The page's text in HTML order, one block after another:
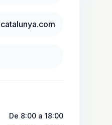
De 8:00 a 18:00